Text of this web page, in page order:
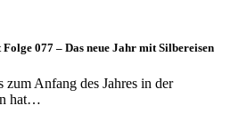
077 – Das neue Jahr mit Silbereisen
zum Anfang des Jahres in der
hat…